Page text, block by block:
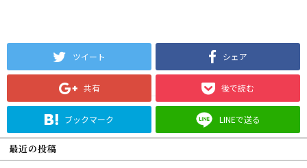
ツイート シェア
共有 後で読む
ブックマーク LINEで送る
最近の投稿